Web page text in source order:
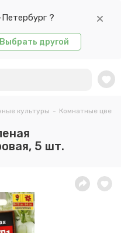
?
Выбрать другой
культуры - Комнатные цветы
5 шт.